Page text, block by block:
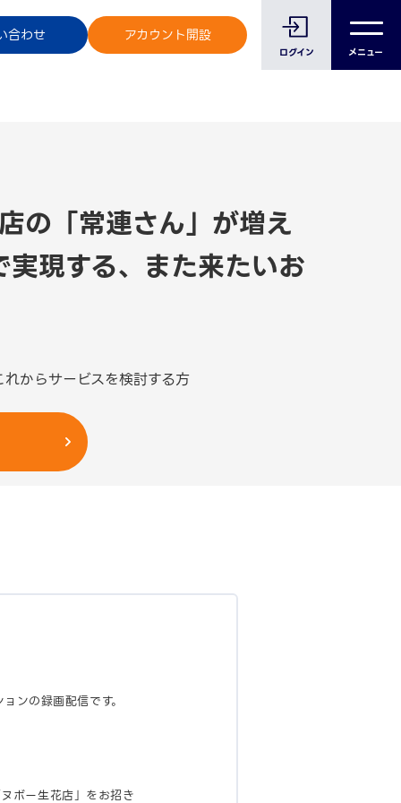
合わせ アカウント開設
ログイン メニュー
客様へ
の「常連さん」が増え
現する、また来たいお
からサービスを検討する方
の録画配信です。
ボー生花店」をお招き